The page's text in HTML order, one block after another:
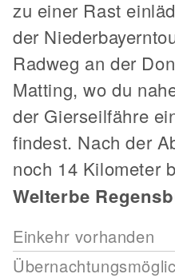
zu einer Rast
der
Radweg an der
Matting, wo du
der Gierseilfähre
findest. Nach der
noch 14 Kilometer
Welterbe
Einkehr vorhanden